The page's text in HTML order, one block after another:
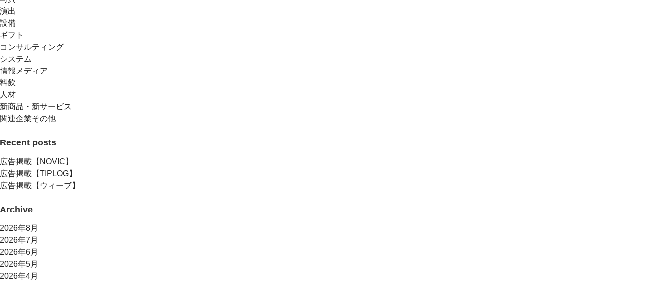
演出
設備
ギフト
コンサルティング
システム
情報メディア
料飲
人材
新商品・新サービス
関連企業その他
Recent posts
広告掲載【NOVIC】
広告掲載【TIPLOG】
広告掲載【ウィーブ】
Archive
2026年8月
2026年7月
2026年6月
2026年5月
2026年4月